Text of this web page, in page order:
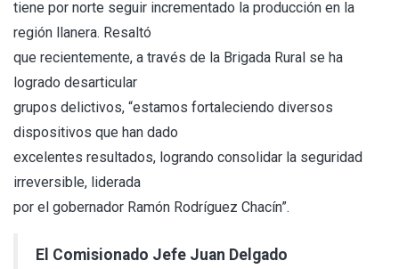
tiene por norte seguir incrementado la producción en la
región llanera. Resaltó
que recientemente, a través de la Brigada Rural se ha
logrado desarticular
grupos delictivos, “estamos fortaleciendo diversos
dispositivos que han dado
excelentes resultados, logrando consolidar la seguridad
irreversible, liderada
por el gobernador Ramón Rodríguez Chacín”.
El Comisionado Jefe Juan Delgado